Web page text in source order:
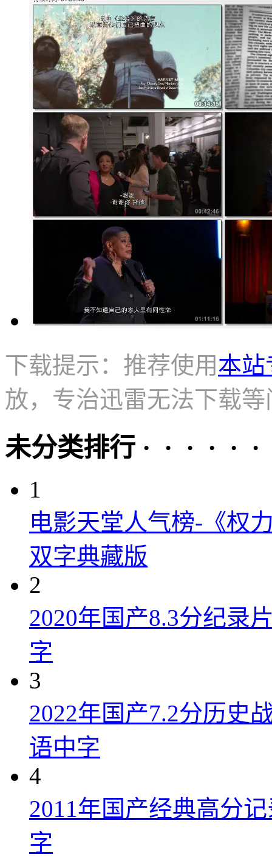
下载提示：推荐使用本站
放，专治迅雷无法下载等
未分类排行 · · · · · ·
1
电影天堂人气榜-《权
双字典藏版
2
2020年国产8.3分纪录
字
3
2022年国产7.2分历史
语中字
4
2011年国产经典高分
字